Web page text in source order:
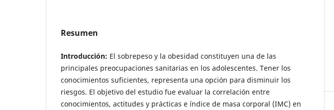
Resumen
Introducción: El sobrepeso y la obesidad constituyen una de las
principales preocupaciones sanitarias en los adolescentes. Tener los
conocimientos suficientes, representa una opción para disminuir los
riesgos. El objetivo del estudio fue evaluar la correlación entre
conocimientos, actitudes y prácticas e índice de masa corporal (IMC) en